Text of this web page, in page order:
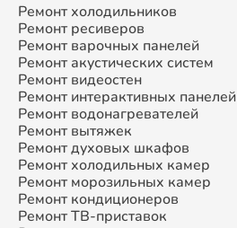
Ремонт холодильников
Ремонт ресиверов
Ремонт варочных панелей
Ремонт акустических систем
Ремонт видеостен
Ремонт интерактивных панелей
Ремонт водонагревателей
Ремонт вытяжек
Ремонт духовых шкафов
Ремонт холодильных камер
Ремонт морозильных камер
Ремонт кондиционеров
Ремонт ТВ-приставок